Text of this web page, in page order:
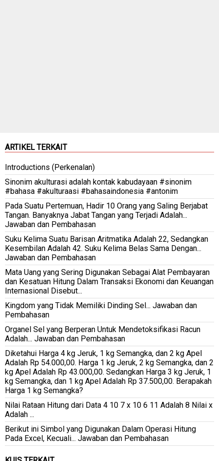
ARTIKEL TERKAIT
Introductions (Perkenalan)
Sinonim akulturasi adalah kontak kabudayaan #sinonim
#bahasa #akulturaasi #bahasaindonesia #antonim
Pada Suatu Pertemuan, Hadir 10 Orang yang Saling Berjabat
Tangan. Banyaknya Jabat Tangan yang Terjadi Adalah...
Jawaban dan Pembahasan
Suku Kelima Suatu Barisan Aritmatika Adalah 22, Sedangkan
Kesembilan Adalah 42. Suku Kelima Belas Sama Dengan...
Jawaban dan Pembahasan
Mata Uang yang Sering Digunakan Sebagai Alat Pembayaran
dan Kesatuan Hitung Dalam Transaksi Ekonomi dan Keuangan
Internasional Disebut...
Kingdom yang Tidak Memiliki Dinding Sel... Jawaban dan
Pembahasan
Organel Sel yang Berperan Untuk Mendetoksifikasi Racun
Adalah... Jawaban dan Pembahasan
Diketahui Harga 4 kg Jeruk, 1 kg Semangka, dan 2 kg Apel
Adalah Rp 54.000,00. Harga 1 kg Jeruk, 2 kg Semangka, dan 2
kg Apel Adalah Rp 43.000,00. Sedangkan Harga 3 kg Jeruk, 1
kg Semangka, dan 1 kg Apel Adalah Rp 37.500,00. Berapakah
Harga 1 kg Semangka?
Nilai Rataan Hitung dari Data 4 10 7 x 10 6 11 Adalah 8 Nilai x
Adalah ...
Berikut ini Simbol yang Digunakan Dalam Operasi Hitung
Pada Excel, Kecuali... Jawaban dan Pembahasan